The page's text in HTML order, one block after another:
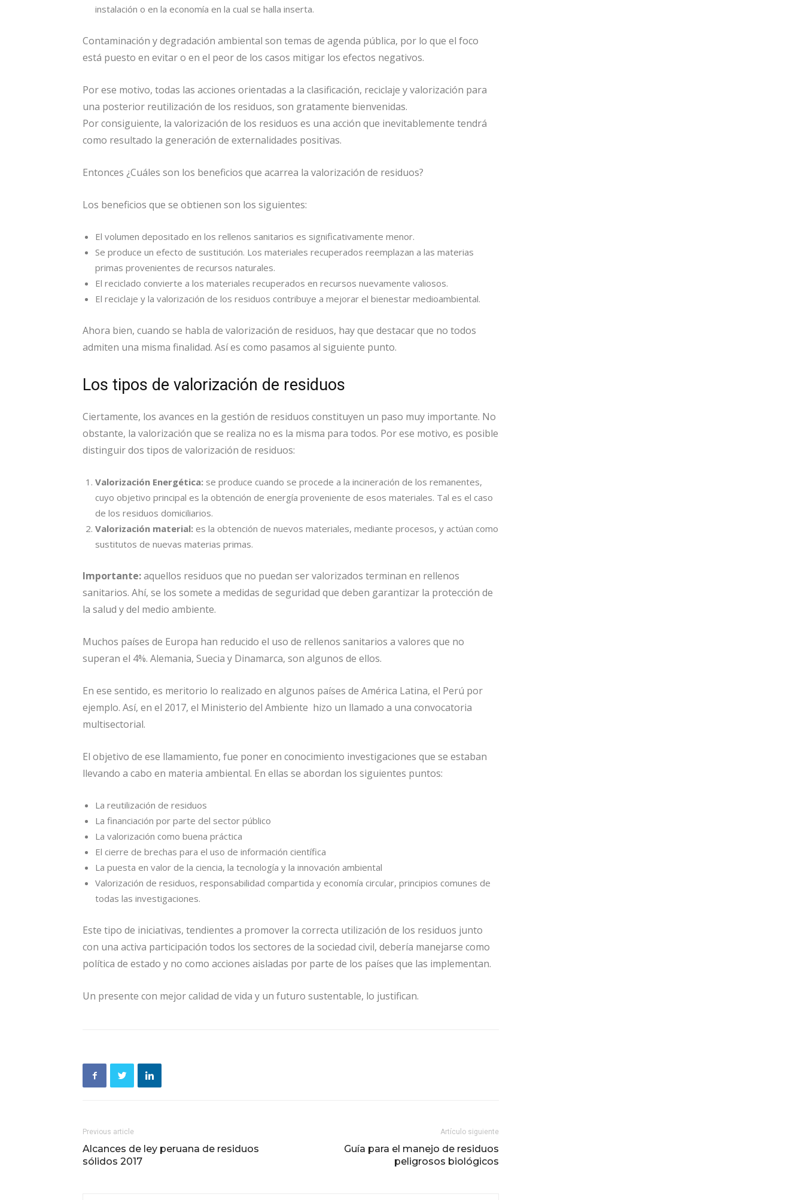
instalación o en la economía en la cual se halla inserta.
Contaminación y degradación ambiental son temas de agenda pública, por lo que el foco
está puesto en evitar o en el peor de los casos mitigar los efectos negativos.
Por ese motivo, todas las acciones orientadas a la clasificación, reciclaje y valorización para
una posterior reutilización de los residuos, son gratamente bienvenidas.
Por consiguiente, la valorización de los residuos es una acción que inevitablemente tendrá
como resultado la generación de externalidades positivas.
Entonces ¿Cuáles son los beneficios que acarrea la valorización de residuos?
Los beneficios que se obtienen son los siguientes:
El volumen depositado en los rellenos sanitarios es significativamente menor.
Se produce un efecto de sustitución. Los materiales recuperados reemplazan a las materias
primas provenientes de recursos naturales.
El reciclado convierte a los materiales recuperados en recursos nuevamente valiosos.
El reciclaje y la valorización de los residuos contribuye a mejorar el bienestar medioambiental.
Ahora bien, cuando se habla de valorización de residuos, hay que destacar que no todos
admiten una misma finalidad. Así es como pasamos al siguiente punto.
Los tipos de valorización de residuos
Ciertamente, los avances en la gestión de residuos constituyen un paso muy importante. No
obstante, la valorización que se realiza no es la misma para todos. Por ese motivo, es posible
distinguir dos tipos de valorización de residuos:
Valorización Energética: se produce cuando se procede a la incineración de los remanentes,
cuyo objetivo principal es la obtención de energía proveniente de esos materiales. Tal es el caso
de los residuos domiciliarios.
Valorización material: es la obtención de nuevos materiales, mediante procesos, y actúan como
sustitutos de nuevas materias primas.
Importante:aquellos residuos que no puedan ser valorizados terminan en rellenos
sanitarios. Ahí, se los somete a medidas de seguridad que deben garantizar la protección de
la salud y del medio ambiente.
Muchos países de Europa han reducido el uso de rellenos sanitarios a valores que no
superan el 4%. Alemania, Suecia y Dinamarca, son algunos de ellos.
En ese sentido, es meritorio lo realizado en algunos países de América Latina, el Perú por
ejemplo. Así, en el 2017, el Ministerio del Ambiente hizo un llamado a una convocatoria
multisectorial.
El objetivo de ese llamamiento, fue poner en conocimiento investigaciones que se estaban
llevando a cabo en materia ambiental. En ellas se abordan los siguientes puntos:
La reutilización de residuos
La financiación por parte del sector público
La valorización como buena práctica
El cierre de brechas para el uso de información científica
La puesta en valor de la ciencia, la tecnología y la innovación ambiental
Valorización de residuos, responsabilidad compartida y economía circular, principios comunes de
todas las investigaciones.
Este tipo de iniciativas, tendientes a promover la correcta utilización de los residuos junto
con una activa participación todos los sectores de la sociedad civil, debería manejarse como
política de estado y no como acciones aisladas por parte de los países que las implementan.
Un presente con mejor calidad de vida y un futuro sustentable, lo justifican.
Previous article
Alcances de ley peruana de residuos
sólidos 2017
Artículo siguiente
Guía para el manejo de residuos
peligrosos biológicos